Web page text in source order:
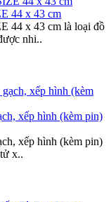
44 x 43 cm
44 x 43 cm là loại đồ
nhi..
xếp hình (kèm pin)
xếp hình (kèm pin)
x..